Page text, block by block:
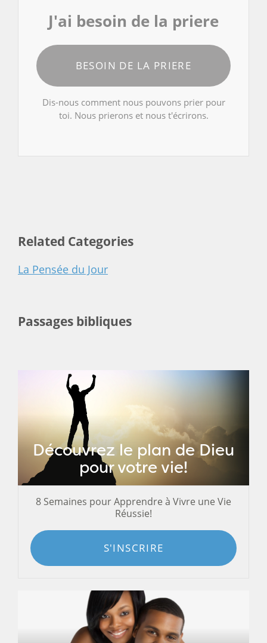
J'ai besoin de la priere
BESOIN DE LA PRIERE
Dis-nous comment nous pouvons prier pour
toi. Nous prierons et nous t'écrirons.
Related Categories
La Pensée du Jour
Passages bibliques
Découvrez le plan de Dieu
pour votre vie!
8 Semaines pour Apprendre à Vivre une Vie
Réussie!
S'INSCRIRE